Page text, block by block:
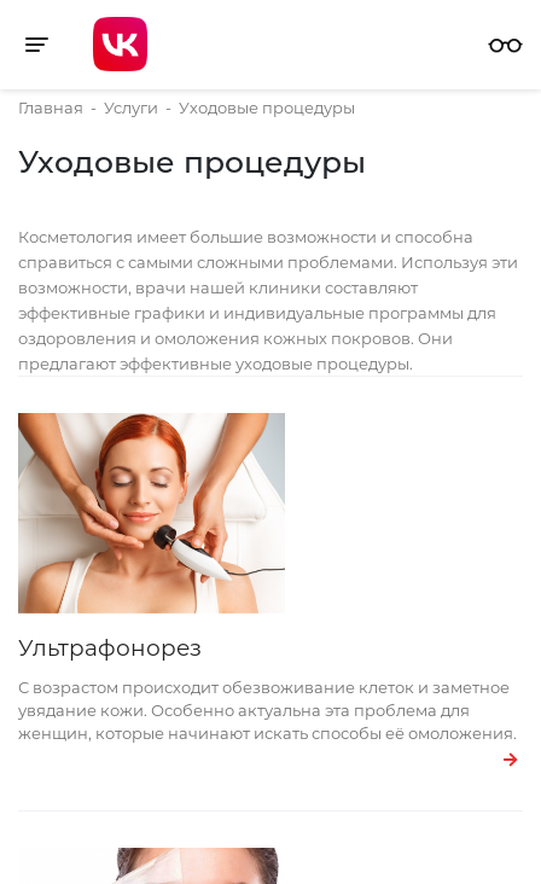
Toggle navigation
Главная - Услуги - Уходовые процедуры
Уходовые процедуры
Косметология имеет большие возможности и способна
справиться с самыми сложными проблемами. Используя эти
возможности, врачи нашей клиники составляют
эффективные графики и индивидуальные программы для
оздоровления и омоложения кожных покровов. Они
предлагают эффективные уходовые процедуры.
Ультрафонорез
С возрастом происходит обезвоживание клеток и заметное
увядание кожи. Особенно актуальна эта проблема для
женщин, которые начинают искать способы её омоложения.